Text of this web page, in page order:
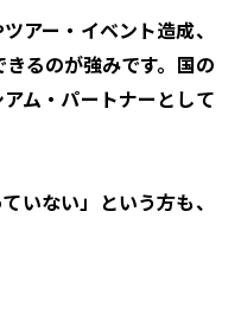
アー・イベント造成、
るのが強みです。国の
ム・パートナーとして
いない」という方も、